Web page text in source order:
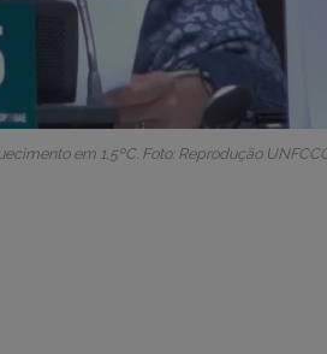
em 1,5ºC. Foto: Reprodução